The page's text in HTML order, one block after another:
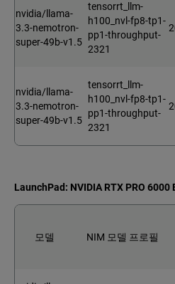
nvidia/llama-
3.3-nemotron-
super-49b-v1.5
tensorrt_llm-
h100_nvl-fp8-tp1-
pp1-throughput-
2321
nvidia/llama-
3.3-nemotron-
super-49b-v1.5
tensorrt_llm-
h100_nvl-fp8-tp1-
pp1-throughput-
2321
LaunchPad: NVIDIA RTX PRO
모델 NIM 모델 프로필